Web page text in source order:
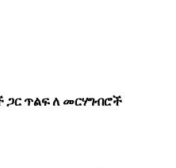
ጥልፍ ለ መርሃግብሮች